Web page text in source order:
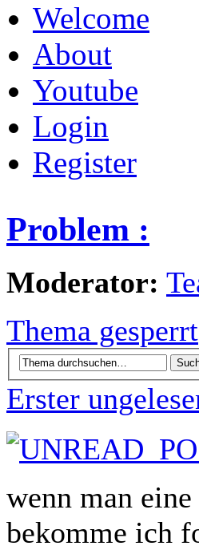
Welcome
About
Youtube
Login
Register
Problem :
Moderator:
Thema gesperrt
Erster
wenn man
bekomme ich